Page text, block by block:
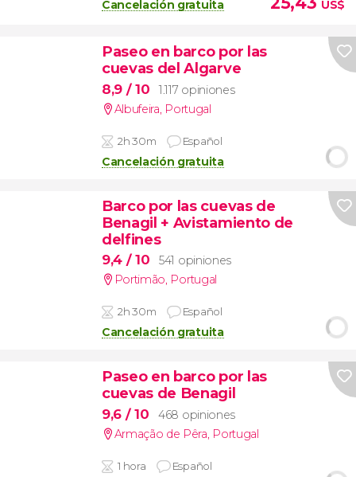
Cancelación gratuita US$
Paseo en barco por las
cuevas del Algarve
8,9 / 10
1.117 opiniones
Albufeira, Portugal
2h 30m Español
Cancelación gratuita
Barco por las cuevas de
Benagil + Avistamiento de
delfines
9,4 / 10
541 opiniones
Portimão, Portugal
2h 30m Español
Cancelación gratuita
Paseo en barco por las
cuevas de Benagil
9,6 / 10
468 opiniones
Armação de Pêra, Portugal
1 hora Español